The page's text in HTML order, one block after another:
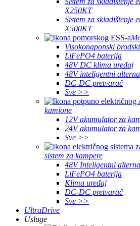
X250KT
Sistem za skladištenje
X500KT
Visokonaponski
LiFePO4 baterija
48V DC klima uređaj
48V inteligentni
DC-DC pretvarač
Sve >>
kamione
12V akumulator za
24V akumulator za
Sve >>
sistem za kampere
48V Inteligentni
LiFePO4 baterija
Klima uređaj
DC-DC pretvarač
Sve >>
UltraDrive
Usluge